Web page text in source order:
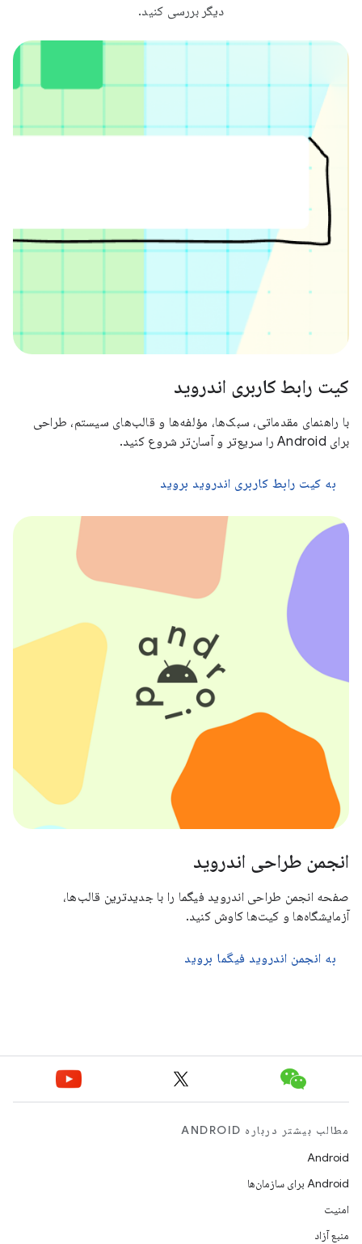
دیگر بررسی کنید.
کیت رابط کاربری اندروید
با راهنمای مقدماتی، سبک‌ها، مؤلفه‌ها و قالب‌های سیستم، طراحی
برای Android را سریع‌تر و آسان‌تر شروع کنید.
به کیت رابط کاربری اندروید بروید
انجمن طراحی اندروید
صفحه انجمن طراحی اندروید فیگما را با جدیدترین قالب‌ها،
آزمایشگاه‌ها و کیت‌ها کاوش کنید.
به انجمن اندروید فیگما بروید
مطالب بیشتر درباره ANDROID
Android
Android برای سازمان‌ها
امنیت
منبع آزاد